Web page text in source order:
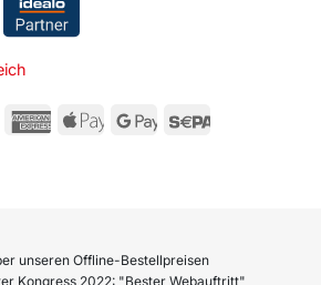
unseren Offline-Bestellpreisen
Kongress 2022: "Bester Webauftritt",